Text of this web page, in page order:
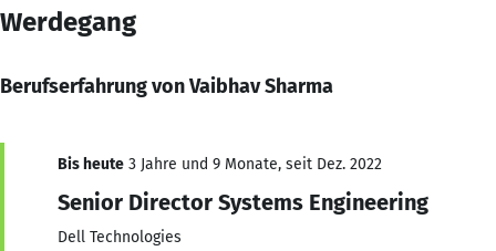
Werdegang
Berufserfahrung von Vaibhav Sharma
Bis heute 3 Jahre und 9 Monate, seit Dez. 2022
Senior Director Systems Engineering
Dell Technologies